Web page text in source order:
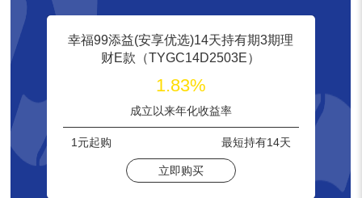
幸福99添益(安享优选)14天持有期3期理
财E款（TYGC14D2503E）
1.83%
成立以来年化收益率
1元起购 最短持有14天
立即购买